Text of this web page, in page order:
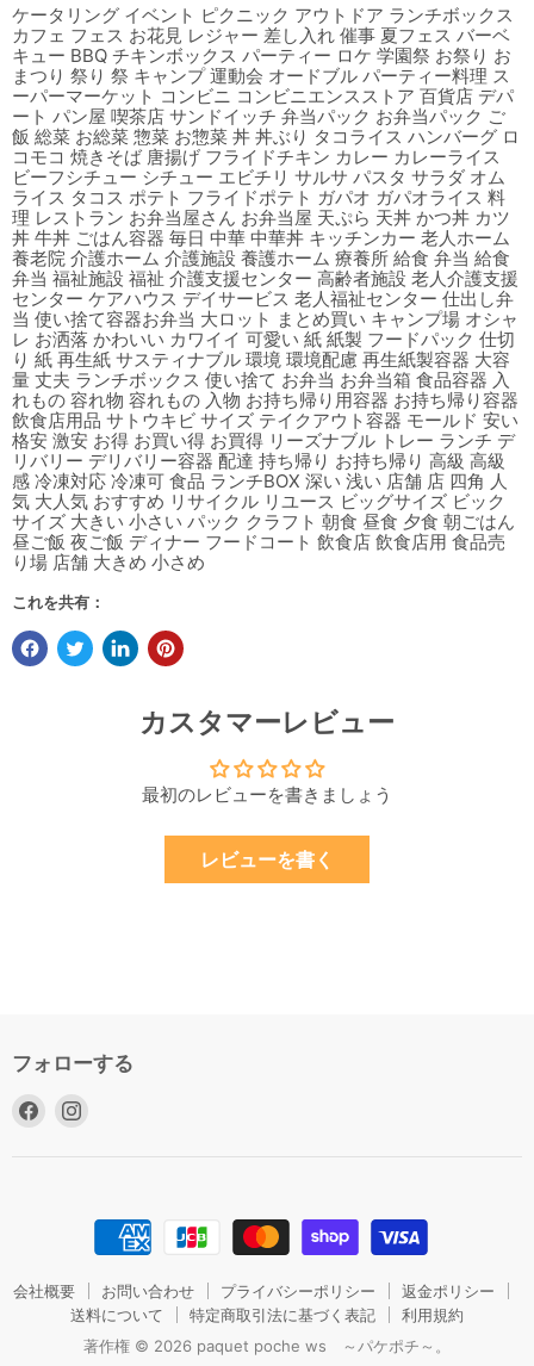
ケータリング イベント ピクニック アウトドア ランチボックス
カフェ フェス お花見 レジャー 差し入れ 催事 夏フェス バーベ
キュー BBQ チキンボックス パーティー ロケ 学園祭 お祭り お
まつり 祭り 祭 キャンプ 運動会 オードブル パーティー料理 ス
ーパーマーケット コンビニ コンビニエンスストア 百貨店 デパ
ート パン屋 喫茶店 サンドイッチ 弁当パック お弁当パック ご
飯 総菜 お総菜 惣菜 お惣菜 丼 丼ぶり タコライス ハンバーグ ロ
コモコ 焼きそば 唐揚げ フライドチキン カレー カレーライス
ビーフシチュー シチュー エビチリ サルサ パスタ サラダ オム
ライス タコス ポテト フライドポテト ガパオ ガパオライス 料
理 レストラン お弁当屋さん お弁当屋 天ぷら 天丼 かつ丼 カツ
丼 牛丼 ごはん容器 毎日 中華 中華丼 キッチンカー 老人ホーム
養老院 介護ホーム 介護施設 養護ホーム 療養所 給食 弁当 給食
弁当 福祉施設 福祉 介護支援センター 高齢者施設 老人介護支援
センター ケアハウス デイサービス 老人福祉センター 仕出し弁
当 使い捨て容器お弁当 大ロット まとめ買い キャンプ場 オシャ
レ お洒落 かわいい カワイイ 可愛い 紙 紙製 フードパック 仕切
り 紙 再生紙 サスティナブル 環境 環境配慮 再生紙製容器 大容
量 丈夫 ランチボックス 使い捨て お弁当 お弁当箱 食品容器 入
れもの 容れ物 容れもの 入物 お持ち帰り用容器 お持ち帰り容器
飲食店用品 サトウキビ サイズ テイクアウト容器 モールド 安い
格安 激安 お得 お買い得 お買得 リーズナブル トレー ランチ デ
リバリー デリバリー容器 配達 持ち帰り お持ち帰り 高級 高級
感 冷凍対応 冷凍可 食品 ランチBOX 深い 浅い 店舗 店 四角 人
気 大人気 おすすめ リサイクル リユース ビッグサイズ ビック
サイズ 大きい 小さい パック クラフト 朝食 昼食 夕食 朝ごはん
昼ご飯 夜ご飯 ディナー フードコート 飲食店 飲食店用 食品売
り場 店舗 大きめ 小さめ
これを共有：
カスタマーレビュー
最初のレビューを書きましょう
レビューを書く
フォローする
Facebook
だ
だ
さ
い
会社概要 お問い合わせ プライバシーポリシー
返金ポリシー
送料について
特定商取引法に基づく表記
利用規約
著作権 © 2026 paquet poche ws ～パケポチ～。